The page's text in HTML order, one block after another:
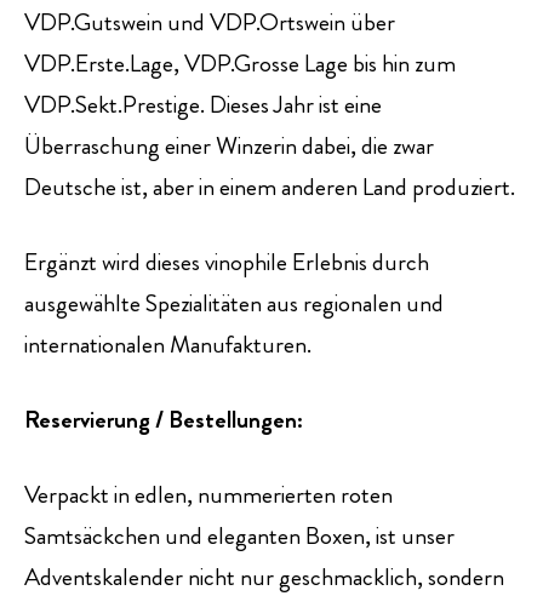
VDP.Gutswein und VDP.Ortswein über
VDP.Erste.Lage, VDP.Grosse Lage bis hin zum
VDP.Sekt.Prestige. Dieses Jahr ist eine
Überraschung einer Winzerin dabei, die zwar
Deutsche ist, aber in einem anderen Land produziert.
Ergänzt wird dieses vinophile Erlebnis durch
ausgewählte Spezialitäten aus regionalen und
internationalen Manufakturen.
Reservierung / Bestellungen:
Verpackt in edlen, nummerierten roten
Samtsäckchen und eleganten Boxen, ist unser
Adventskalender nicht nur geschmacklich, sondern